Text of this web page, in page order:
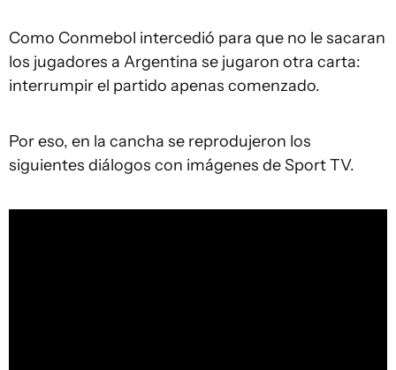
Como Conmebol intercedió para que no le sacaran
los jugadores a Argentina se jugaron otra carta:
interrumpir el partido apenas comenzado.
Por eso, en la cancha se reprodujeron los
siguientes diálogos con imágenes de Sport TV.